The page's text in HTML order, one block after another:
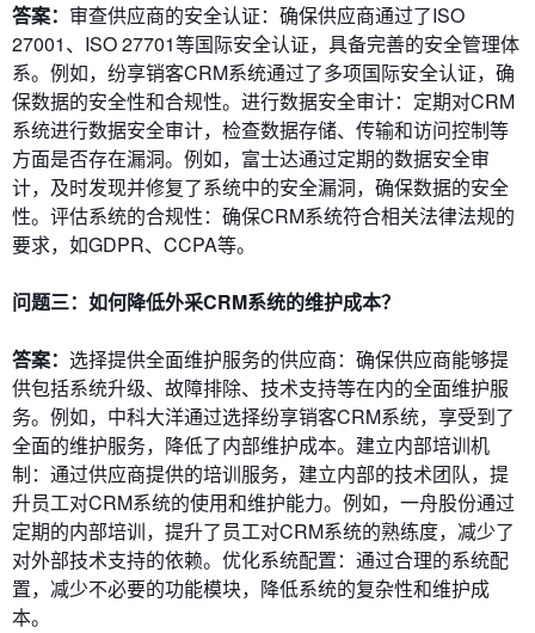
答案： 审查供应商的安全认证：确保供应商通过了ISO
27001、ISO 27701等国际安全认证，具备完善的安全管理体
系。例如，纷享销客CRM系统通过了多项国际安全认证，确
保数据的安全性和合规性。 进行数据安全审计：定期对CRM
系统进行数据安全审计，检查数据存储、传输和访问控制等
方面是否存在漏洞。例如，富士达通过定期的数据安全审
计，及时发现并修复了系统中的安全漏洞，确保数据的安全
性。 评估系统的合规性：确保CRM系统符合相关法律法规的
要求，如GDPR、CCPA等。
问题三：如何降低外采CRM系统的维护成本？
答案： 选择提供全面维护服务的供应商：确保供应商能够提
供包括系统升级、故障排除、技术支持等在内的全面维护服
务。例如，中科大洋通过选择纷享销客CRM系统，享受到了
全面的维护服务，降低了内部维护成本。 建立内部培训机
制：通过供应商提供的培训服务，建立内部的技术团队，提
升员工对CRM系统的使用和维护能力。例如，一舟股份通过
定期的内部培训，提升了员工对CRM系统的熟练度，减少了
对外部技术支持的依赖。 优化系统配置：通过合理的系统配
置，减少不必要的功能模块，降低系统的复杂性和维护成
本。